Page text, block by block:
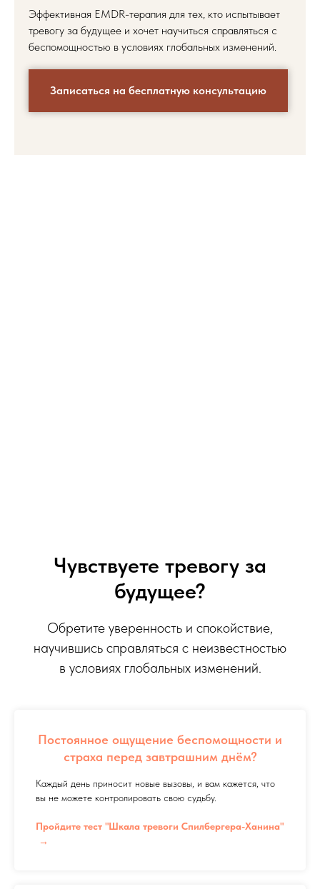
Эффективная EMDR-терапия для тех, кто испытывает
тревогу за будущее и хочет научиться справляться с
беспомощностью в условиях глобальных изменений.
Записаться на бесплатную консультацию
Чувствуете тревогу за
будущее?
Обретите уверенность и спокойствие,
научившись справляться с неизвестностью
в условиях глобальных изменений.
Постоянное ощущение беспомощности и
страха перед завтрашним днём?
Каждый день приносит новые вызовы, и вам кажется, что
вы не можете контролировать свою судьбу.
Пройдите тест "Шкала тревоги Спилбергера-Ханина"